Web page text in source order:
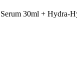
30ml + Hydra-